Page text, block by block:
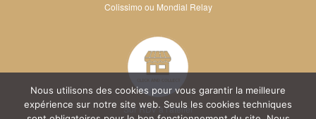
Colissimo ou Mondial Relay
Sur RDV à l'atelier
Nous utilisons des cookies pour vous garantir la meilleure
expérience sur notre site web. Seuls les cookies techniques